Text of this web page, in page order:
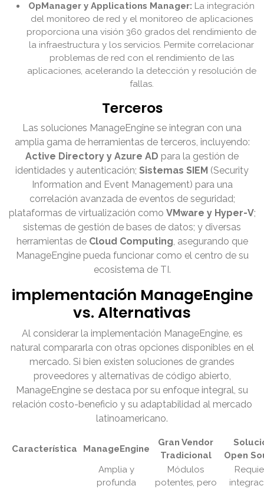
OpManager y Applications Manager: La integración
del monitoreo de red y el monitoreo de aplicaciones
proporciona una visión 360 grados del rendimiento de
la infraestructura y los servicios. Permite correlacionar
problemas de red con el rendimiento de las
aplicaciones, acelerando la detección y resolución de
fallas.
Terceros
Las soluciones ManageEngine se integran con una
amplia gama de herramientas de terceros, incluyendo:
Active Directory y Azure AD para la gestión de
identidades y autenticación; Sistemas SIEM (Security
Information and Event Management) para una
correlación avanzada de eventos de seguridad;
plataformas de virtualización como VMware y Hyper-V;
sistemas de gestión de bases de datos; y diversas
herramientas de Cloud Computing, asegurando que
ManageEngine pueda funcionar como el centro de su
ecosistema de TI.
implementación ManageEngine
vs. Alternativas
Al considerar la implementación ManageEngine, es
natural compararla con otras opciones disponibles en el
mercado. Si bien existen soluciones de grandes
proveedores y alternativas de código abierto,
ManageEngine se destaca por su enfoque integral, su
relación costo-beneficio y su adaptabilidad al mercado
latinoamericano.
Característica ManageEngine
Gran Vendor
Tradicional
Open
Amplia y
profunda
Módulos
potentes, pero